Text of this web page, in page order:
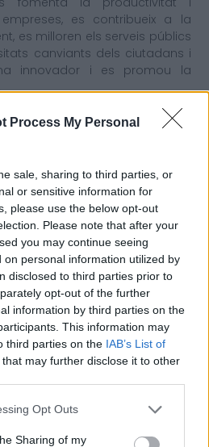
Process My Personal
sale, sharing to third parties, or
or sensitive information for
please use the below opt-out
Please note that after your
you may continue seeing
on personal information utilized by
disclosed to third parties prior to
opt-out of the further
information by third parties on the
This information may
third parties on the IAB’s List of
that may further disclose it to other
Opt Outs
Sharing of my
es contribueix a la
es milloren els serveis públics
canviants dels ciutadans i
innovador i es promou la
(quasi) llestos, València
espais d’experimentació
innovadores per
sota lògiques de
Next